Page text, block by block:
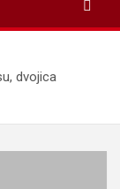
dvojica